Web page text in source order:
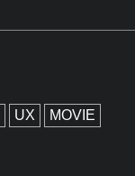
UX
MOVIE